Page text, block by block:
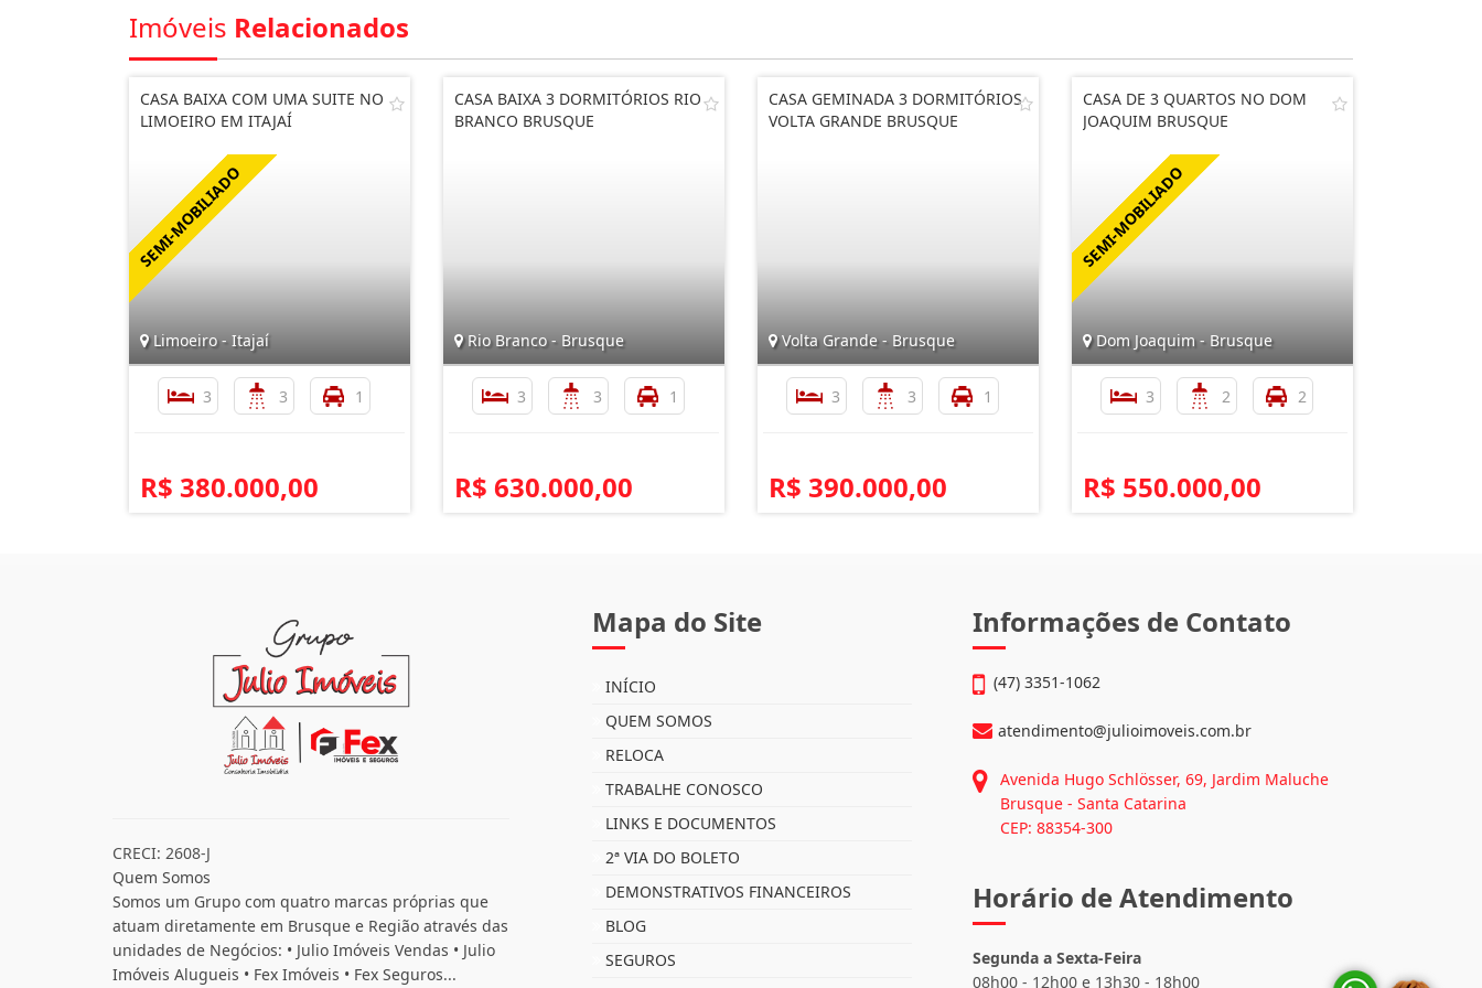
Imóveis Relacionados
CASA BAIXA COM UMA SUITE NO
LIMOEIRO EM ITAJAÍ
Limoeiro - Itajaí
3 3 1
R$ 380.000,00
CASA BAIXA 3 DORMITÓRIOS RIO
BRANCO BRUSQUE
Rio Branco - Brusque
3 3 1
R$ 630.000,00
CASA GEMINADA 3 DORMITÓRIOS
VOLTA GRANDE BRUSQUE
Volta Grande - Brusque
3 3 1
R$ 390.000,00
CASA DE 3 QUARTOS NO DOM
JOAQUIM BRUSQUE
Dom Joaquim - Brusque
3 2 2
R$ 550.000,00
CRECI: 2608-J
Quem Somos
Somos um Grupo com quatro marcas próprias que
atuam diretamente em Brusque e Região através das
unidades de Negócios: • Julio Imóveis Vendas • Julio
Imóveis Alugueis • Fex Imóveis • Fex Seguros...
Mapa do Site
INÍCIO
QUEM SOMOS
RELOCA
TRABALHE CONOSCO
LINKS E DOCUMENTOS
2ª VIA DO BOLETO
DEMONSTRATIVOS FINANCEIROS
BLOG
SEGUROS
Informações de Contato
(47) 3351-1062
atendimento@julioimoveis.com.br
Avenida Hugo Schlösser, 69, Jardim Maluche
Brusque - Santa Catarina
CEP: 88354-300
Horário de Atendimento
Segunda a Sexta-Feira
08h00 - 12h00 e 13h30 - 18h00